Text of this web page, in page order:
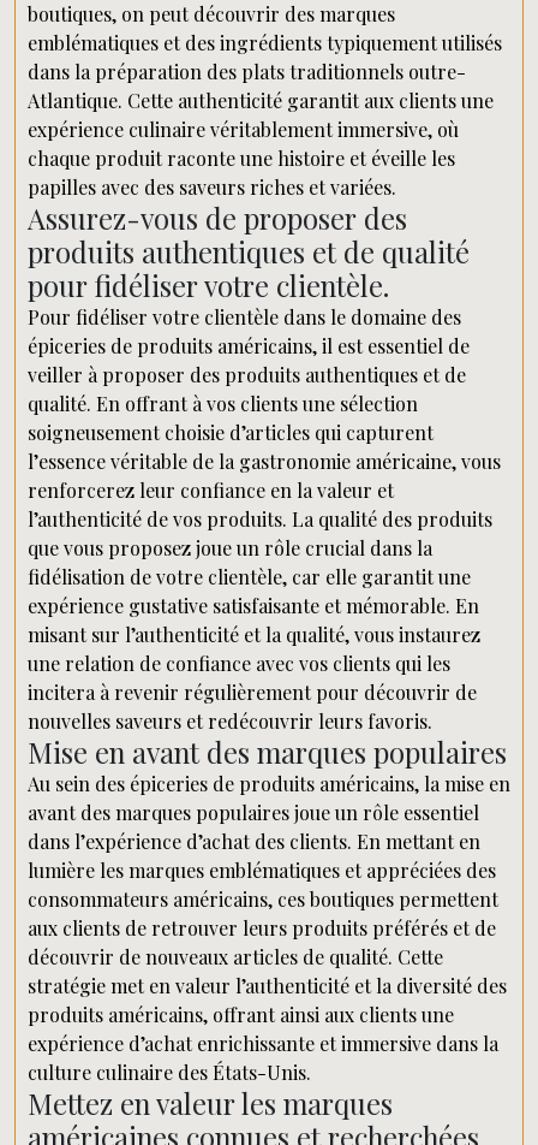
boutiques, on peut découvrir des marques
emblématiques et des ingrédients typiquement utilisés
dans la préparation des plats traditionnels outre-
Atlantique. Cette authenticité garantit aux clients une
expérience culinaire véritablement immersive, où
chaque produit raconte une histoire et éveille les
papilles avec des saveurs riches et variées.
Assurez-vous de proposer des
produits authentiques et de qualité
pour fidéliser votre clientèle.
Pour fidéliser votre clientèle dans le domaine des
épiceries de produits américains, il est essentiel de
veiller à proposer des produits authentiques et de
qualité. En offrant à vos clients une sélection
soigneusement choisie d’articles qui capturent
l’essence véritable de la gastronomie américaine, vous
renforcerez leur confiance en la valeur et
l’authenticité de vos produits. La qualité des produits
que vous proposez joue un rôle crucial dans la
fidélisation de votre clientèle, car elle garantit une
expérience gustative satisfaisante et mémorable. En
misant sur l’authenticité et la qualité, vous instaurez
une relation de confiance avec vos clients qui les
incitera à revenir régulièrement pour découvrir de
nouvelles saveurs et redécouvrir leurs favoris.
Mise en avant des marques populaires
Au sein des épiceries de produits américains, la mise en
avant des marques populaires joue un rôle essentiel
dans l’expérience d’achat des clients. En mettant en
lumière les marques emblématiques et appréciées des
consommateurs américains, ces boutiques permettent
aux clients de retrouver leurs produits préférés et de
découvrir de nouveaux articles de qualité. Cette
stratégie met en valeur l’authenticité et la diversité des
produits américains, offrant ainsi aux clients une
expérience d’achat enrichissante et immersive dans la
culture culinaire des États-Unis.
Mettez en valeur les marques
américaines connues et recherchées